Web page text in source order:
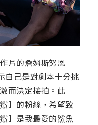
片的詹姆斯努恩
自己是對劇本十分挑
而決定接拍。此
】的粉絲，希望致
】是我最愛的鯊魚